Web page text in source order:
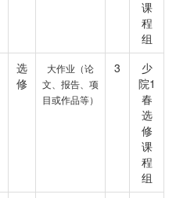
课
程
组
选
修
大作业（论
文、报告、项
目或作品等）
3
少
院1
春
选
修
课
程
组